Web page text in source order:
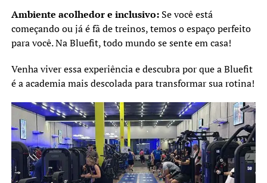
Ambiente acolhedor e inclusivo:Se você está
começando ou já é fã de treinos, temos o espaço perfeito
para você. Na Bluefit, todo mundo se sente em casa!
Venha viver essa experiência e descubra por que a Bluefit
é a academia mais descolada para transformar sua rotina!